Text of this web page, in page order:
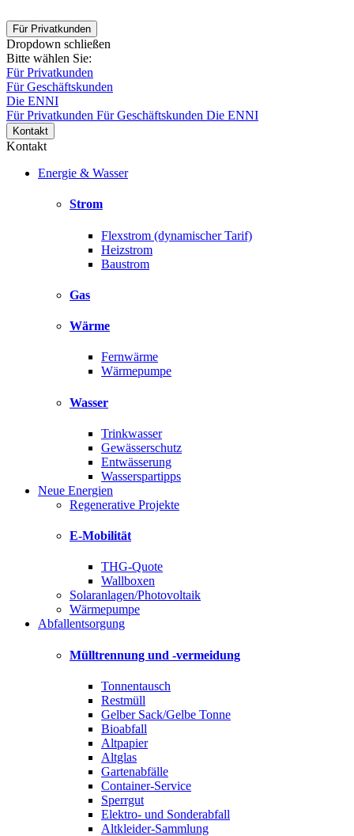
Für Privatkunden
Dropdown schließen
Bitte wählen Sie:
Für Privatkunden
Für Geschäftskunden
Die ENNI
Für Privatkunden Für Geschäftskunden Die ENNI
Kontakt
Kontakt
Energie & Wasser
Strom
Flexstrom (dynamischer Tarif)
Heizstrom
Baustrom
Gas
Wärme
Fernwärme
Wärmepumpe
Wasser
Trinkwasser
Gewässerschutz
Entwässerung
Wasserspartipps
Neue Energien
Regenerative Projekte
E-Mobilität
THG-Quote
Wallboxen
Solaranlagen/Photovoltaik
Wärmepumpe
Abfallentsorgung
Mülltrennung und -vermeidung
Tonnentausch
Restmüll
Gelber Sack/Gelbe Tonne
Bioabfall
Altpapier
Altglas
Gartenabfälle
Container-Service
Sperrgut
Elektro- und Sonderabfall
Altkleider-Sammlung